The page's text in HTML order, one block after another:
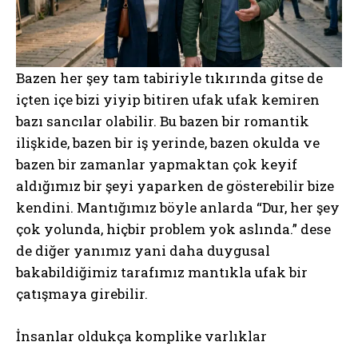
Bazen her şey tam tabiriyle tıkırında gitse de
içten içe bizi yiyip bitiren ufak ufak kemiren
bazı sancılar olabilir. Bu bazen bir romantik
ilişkide, bazen bir iş yerinde, bazen okulda ve
bazen bir zamanlar yapmaktan çok keyif
aldığımız bir şeyi yaparken de gösterebilir bize
kendini. Mantığımız böyle anlarda “Dur, her şey
çok yolunda, hiçbir problem yok aslında.” dese
de diğer yanımız yani daha duygusal
bakabildiğimiz tarafımız mantıkla ufak bir
çatışmaya girebilir.
İnsanlar oldukça komplike varlıklar